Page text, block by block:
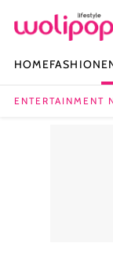
HOMEFASHION
ENTERTAINMENT